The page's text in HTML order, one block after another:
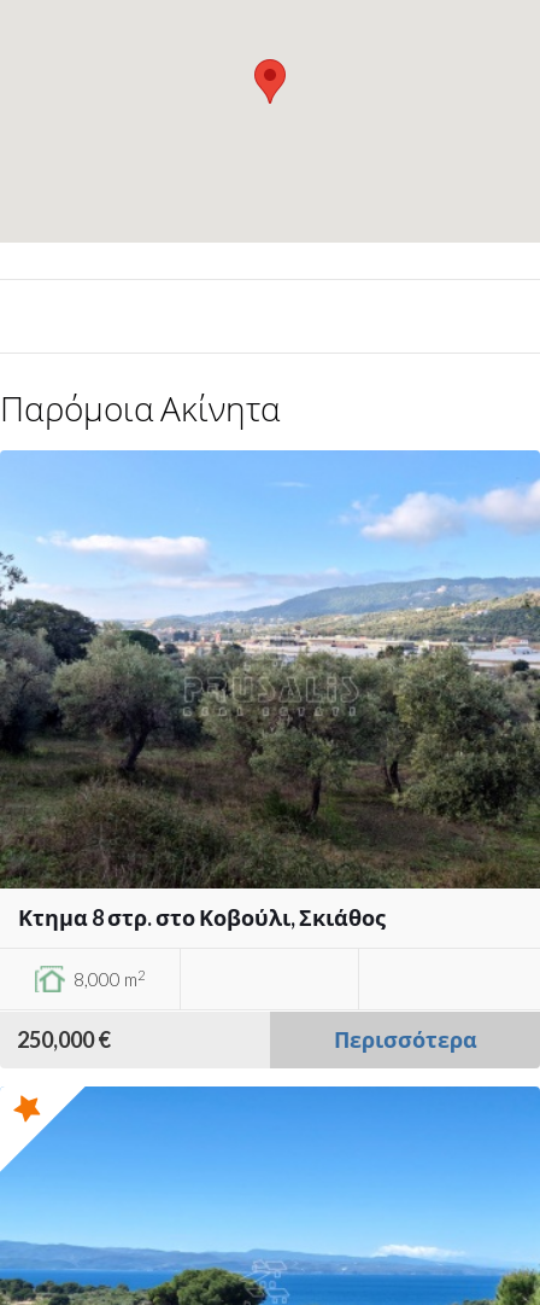
Παρόμοια Ακίνητα
Κτημα 8 στρ. στο Κοβούλι, Σκιάθος
8,000 m2
250,000 € Περισσότερα